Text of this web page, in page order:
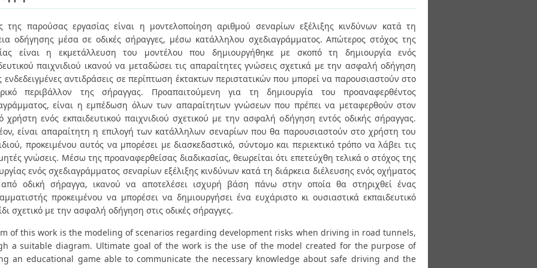
της παρούσας εργασίας είναι η μοντελοποίηση αριθμού σεναρίων εξέλιξης κινδύνων κατά τη
οδήγησης μέσα σε οδικές σήραγγες, μέσω κατάλληλου σχεδιαγράμματος. Απώτερος στόχος της
είναι η εκμετάλλευση του μοντέλου που δημιουργήθηκε με σκοπό τη δημιουργία ενός
παιχνιδιού ικανού να μεταδώσει τις απαραίτητες γνώσεις σχετικά με την ασφαλή οδήγηση
ενδεδειγμένες αντιδράσεις σε περίπτωση έκτακτων περιστατικών που μπορεί να παρουσιαστούν στο
περιβάλλον της σήραγγας. Προαπαιτούμενη για τη δημιουργία του προαναφερθέντος
είναι η εμπέδωση όλων των απαραίτητων γνώσεων που πρέπει να μεταφερθούν στον
χρήστη ενός εκπαιδευτικού παιχνιδιού σχετικού με την ασφαλή οδήγηση εντός οδικής σήραγγας.
είναι απαραίτητη η επιλογή των κατάλληλων σεναρίων που θα παρουσιαστούν στο χρήστη του
προκειμένου αυτός να μπορέσει με διασκεδαστικό, σύντομο και περιεκτικό τρόπο να λάβει τις
γνώσεις. Μέσω της προαναφερθείσας διαδικασίας, θεωρείται ότι επετεύχθη τελικά ο στόχος της
ενός σχεδιαγράμματος σεναρίων εξέλιξης κινδύνων κατά τη διάρκεια διέλευσης ενός οχήματος
οδική σήραγγα, ικανού να αποτελέσει ισχυρή βάση πάνω στην οποία θα στηριχθεί ένας
προκειμένου να μπορέσει να δημιουργήσει ένα ευχάριστο κι ουσιαστικά εκπαιδευτικό
σχετικό με την ασφαλή οδήγηση στις οδικές σήραγγες.
of this work is the modeling of scenarios regarding development risks when driving in road tunnels,
a suitable diagram. Ultimate goal of the work is the use of the model created for the purpose of
an educational game able to communicate the necessary knowledge about safe driving and the